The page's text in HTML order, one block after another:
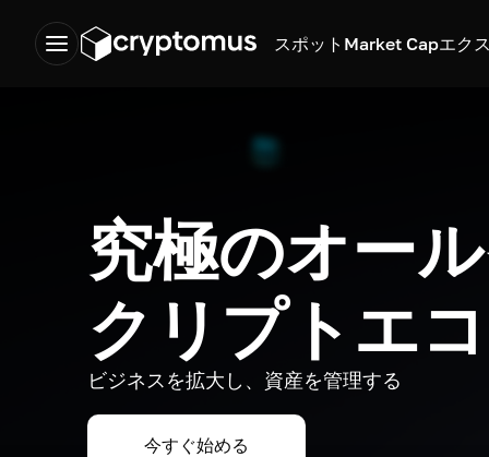
スポット Market Capエク
究極のオー
クリプトエ
ビジネスを拡大し、資産を管理する
今すぐ始める